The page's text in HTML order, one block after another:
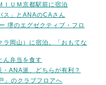
ＩＵＭ京都駅前に宿泊
ス」とANAのCAさん
堺のエグゼクティブ・フロ
ラ岡山）に宿泊。「おもてな
ん弁当を食す
ANA派、どちらが有利？
」のクラブフロアへ